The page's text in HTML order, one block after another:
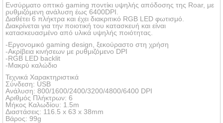
Ενσύρματο οπτικό gaming ποντίκι υψηλής απόδοσης της Roar, με
ρυθμιζόμενη ανάλυση έως 6400DPI.
Διαθέτει 6 πλήκτρα και έχει διακριτικό RGB LED φωτισμό.
Διακρίνεται για την ποιοτική του κατασκευή και είναι
κατασκευασμένο από υλικά υψηλής ποιότητας.
-Εργονομικό gaming design, ξεκούραστο στη χρήση
-Ακρίβεια κινήσεων με ρυθμιζόμενο DPI
-RGB LED backlit
-Μακρύ καλώδιο
Τεχνικά Χαρακτηριστικά
Σύνδεση: USB
Ανάλυση: 800/1600/2400/3200/4800/6400 DPI
Αριθμός Πλήκτρων: 6
Μήκος Καλωδίου: 1.5m
Διαστάσεις: 116.5 x 63 x 38mm
Βάρος: 99g